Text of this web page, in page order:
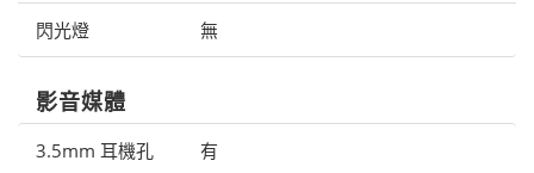
閃光燈 無
影音媒體
3.5mm 耳機孔 有